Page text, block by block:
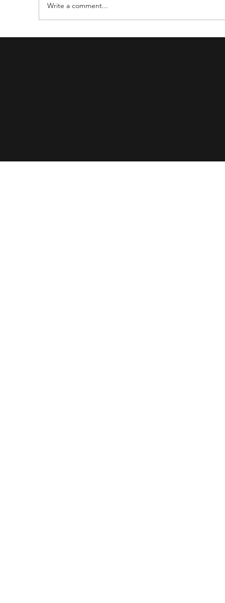
Write a comment...